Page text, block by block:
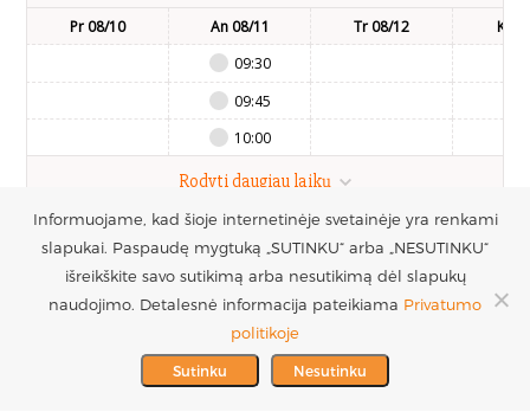
Pr 08/10
An 08/11
09:30
09:45
10:00
Tr 08/12 Kt
Rodyti daugiau laikų
Registruotis vizitui
PARTNERIAI >
MES REMIAME >
UAB Estetinės
chirurgijos centras
Į.k. 300016228
PVM mokėtojo kodas
LT100005717312
+370 686 33217
info@plastinechirurgija.lt
Informuojame, kad šioje internetinėje svetainėje yra renkami
slapukai. Paspaudę mygtuką „SUTINKU“ arba „NESUTINKU“
išreikškite savo sutikimą arba nesutikimą dėl slapukų
naudojimo. Detalesnė informacija pateikiama Privatumo
politikoje
Sutinku Nesutinku